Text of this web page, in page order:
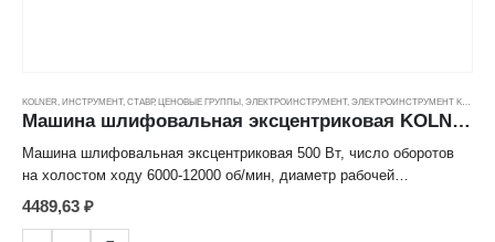
KOLNER ИНСТРУМЕНТ, СТАВР, ЦЕНОВЫЕ ГРУППЫ ЭЛЕКТРОИНСТРУМЕНТ, ЭЛЕКТРОИНСТРУМЕНТ KOLNER
Машина шлифовальная эксцентриковая KOLNER KRS 500V 125мм, 12000об/мин, 500Вт ---
Машина шлифовальная эксцентриковая 500 Вт, число оборотов
на холостом ходу 6000-12000 об/мин, диаметр рабочей
поверхности 125мм, регулировка частоты колебаний
4489,63 ₽